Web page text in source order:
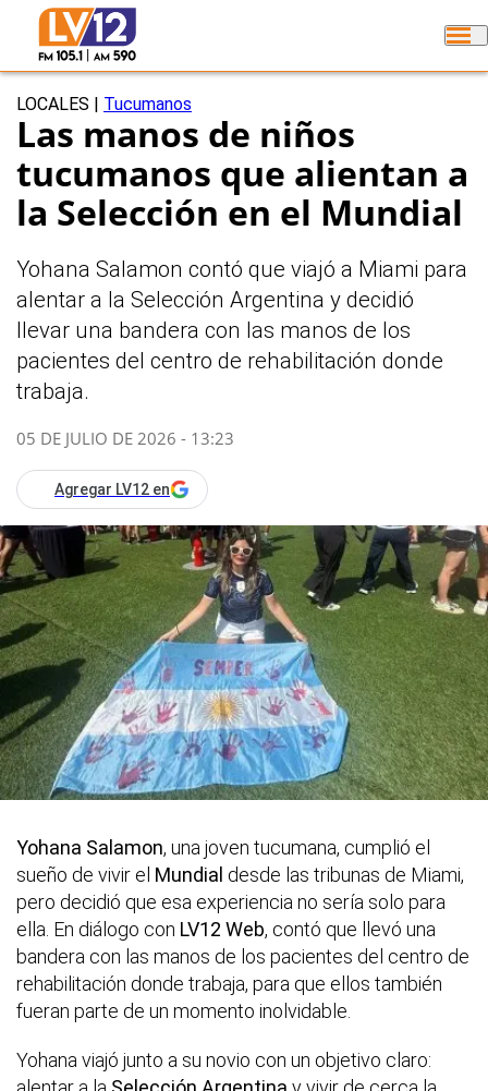
LOCALES Tucumanos
Las manos de niños
tucumanos que alientan a
la Selección en el Mundial
Yohana Salamon contó que viajó a Miami para
alentar a la Selección Argentina y decidió
llevar una bandera con las manos de los
pacientes del centro de rehabilitación donde
trabaja.
05 DE JULIO DE 2026 - 13:23
Agregar LV12 en
Yohana Salamon, una joven tucumana, cumplió el
sueño de vivir el Mundial desde las tribunas de Miami,
pero decidió que esa experiencia no sería solo para
ella. En diálogo con LV12 Web, contó que llevó una
bandera con las manos de los pacientes del centro de
rehabilitación donde trabaja, para que ellos también
fueran parte de un momento inolvidable.
Yohana viajó junto a su novio con un objetivo claro: